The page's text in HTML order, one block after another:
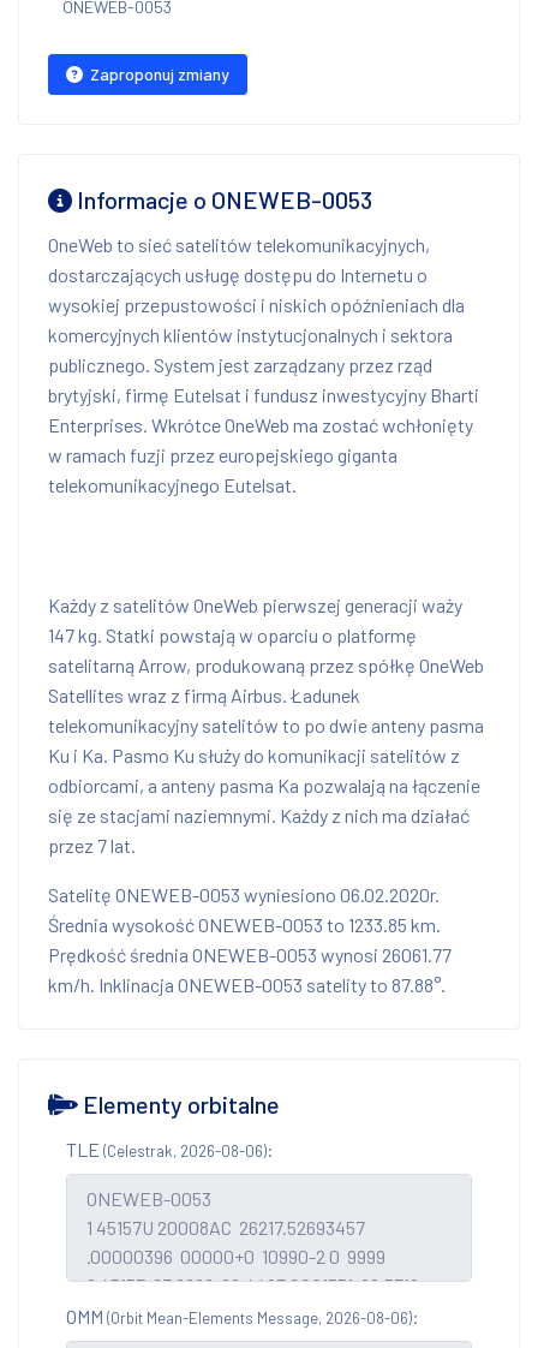
ONEWEB-0053
Zaproponuj zmiany
Informacje o ONEWEB-0053
OneWeb to sieć satelitów telekomunikacyjnych,
dostarczających usługę dostępu do Internetu o
wysokiej przepustowości i niskich opóźnieniach dla
komercyjnych klientów instytucjonalnych i sektora
publicznego. System jest zarządzany przez rząd
brytyjski, firmę Eutelsat i fundusz inwestycyjny Bharti
Enterprises. Wkrótce OneWeb ma zostać wchłonięty
w ramach fuzji przez europejskiego giganta
telekomunikacyjnego Eutelsat.
Każdy z satelitów OneWeb pierwszej generacji waży
147 kg. Statki powstają w oparciu o platformę
satelitarną Arrow, produkowaną przez spółkę OneWeb
Satellites wraz z firmą Airbus. Ładunek
telekomunikacyjny satelitów to po dwie anteny pasma
Ku i Ka. Pasmo Ku służy do komunikacji satelitów z
odbiorcami, a anteny pasma Ka pozwalają na łączenie
się ze stacjami naziemnymi. Każdy z nich ma działać
przez 7 lat.
Satelitę ONEWEB-0053 wyniesiono 06.02.2020r.
Średnia wysokość ONEWEB-0053 to 1233.85 km.
Prędkość średnia ONEWEB-0053 wynosi 26061.77
km/h. Inklinacja ONEWEB-0053 satelity to 87.88°.
Elementy orbitalne
TLE (Celestrak, 2026-08-06):
OMM (Orbit Mean-Elements Message, 2026-08-06):